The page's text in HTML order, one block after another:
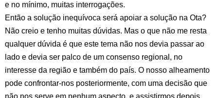
e no mínimo, muitas interrogações.
Então a solução inequívoca será apoiar a solução na Ota?
Não creio e tenho muitas dúvidas. Mas o que não me resta
qualquer dúvida é que este tema não nos devia passar ao
lado e devia ser palco de um consenso regional, no
interesse da região e também do país. O nosso alheamento
pode confrontar-nos posteriormente, com uma decisão que
não nos serve em nenhum aspecto, e assistirmos depois